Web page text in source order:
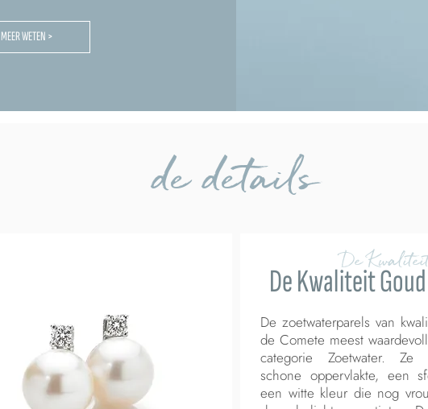
MEER WETEN >
de details
De
De Kwaliteit
De zoetwaterparels van
de Comete meest
categorie Zoetwater. Ze
schone oppervlakte, een
een witte kleur die nog